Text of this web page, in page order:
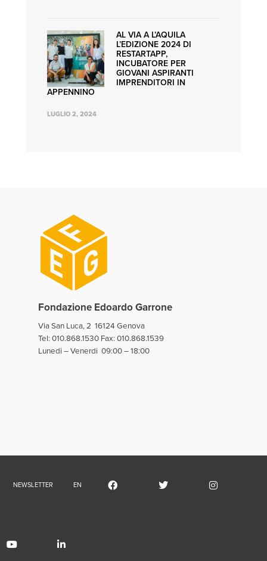
AL VIA A L’AQUILA
L’EDIZIONE 2024 DI
RESTARTAPP,
INCUBATORE PER
GIOVANI ASPIRANTI
IMPRENDITORI IN
APPENNINO
LUGLIO 2, 2024
Fondazione Edoardo Garrone
Via San Luca, 2 16124 Genova
Tel:010.868.1530 Fax: 010.868.1539
Lunedi – Venerdi 09:00 – 18:00
NEWSLETTER EN